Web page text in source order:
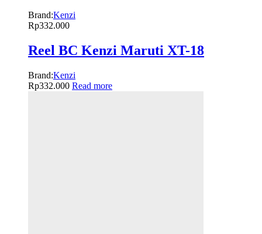
Brand:Kenzi
Rp332.000
Reel BC Kenzi Maruti XT-18
Brand:Kenzi
Rp332.000 Read more